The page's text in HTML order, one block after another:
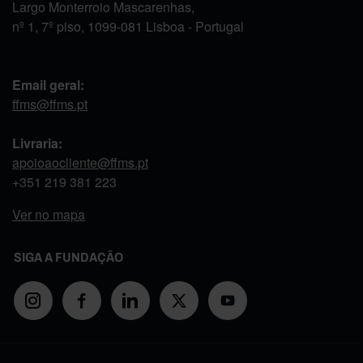
Largo Monterroio Mascarenhas,
nº 1, 7º piso, 1099-081 Lisboa - Portugal
Email geral:
ffms@ffms.pt
Livraria:
apoioaocliente@ffms.pt
+351 219 381 223
Ver no mapa
SIGA A FUNDAÇÃO